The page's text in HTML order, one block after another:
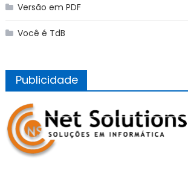
Versão em PDF
Você é TdB
Publicidade